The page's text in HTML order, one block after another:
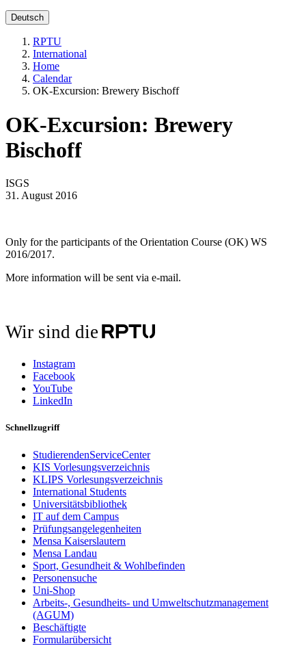
Deutsch
RPTU
International
Home
Calendar
OK-Excursion: Brewery Bischoff
OK-Excursion: Brewery
Bischoff
ISGS
31. August 2016
Only for the participants of the Orientation Course (OK) WS
2016/2017.
More information will be sent via e-mail.
Wir sind die
Instagram
Facebook
YouTube
LinkedIn
Schnellzugriff
StudierendenServiceCenter
KIS Vorlesungsverzeichnis
KLIPS Vorlesungsverzeichnis
International Students
Universitätsbibliothek
IT auf dem Campus
Prüfungsangelegenheiten
Mensa Kaiserslautern
Mensa Landau
Sport, Gesundheit & Wohlbefinden
Personensuche
Uni-Shop
Arbeits-, Gesundheits- und Umweltschutzmanagement
(AGUM)
Beschäftigte
Formularübersicht